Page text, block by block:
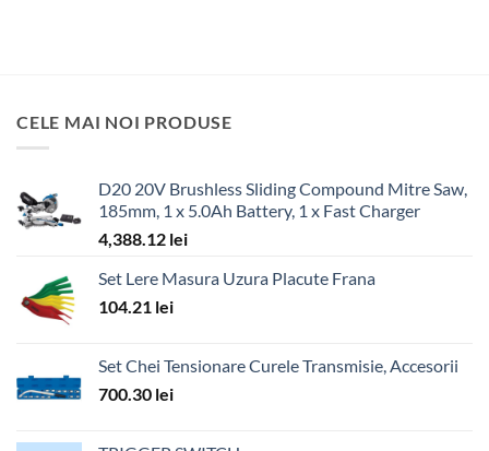
CELE MAI NOI PRODUSE
D20 20V Brushless Sliding Compound Mitre Saw,
185mm, 1 x 5.0Ah Battery, 1 x Fast Charger
4,388.12 lei
Set Lere Masura Uzura Placute Frana
104.21 lei
Set Chei Tensionare Curele Transmisie, Accesorii
700.30 lei